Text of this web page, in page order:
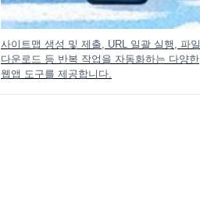
사이트맵 생성 및 제출, URL 일괄 실행, 파일
다운로드 등 반복 작업을 자동화하는 다양한
웹앱 도구를 제공합니다.